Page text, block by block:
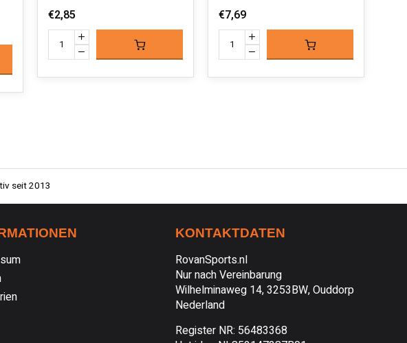
€2,85 €7,69
seit 2013
KONTAKTDATEN
RovanSports.nl
Nur nach Vereinbarung
Wilhelminaweg 14, 3253BW, Ouddorp
Nederland
Register NR: 56483368